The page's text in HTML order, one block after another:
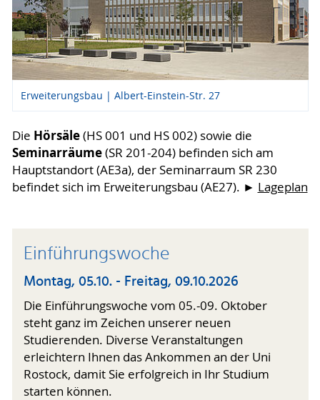
Erweiterungsbau | Albert-Einstein-Str. 27
Die Hörsäle(HS 001 und HS 002) sowie die
Seminarräume(SR 201-204) befinden sich am
Hauptstandort (AE3a), der Seminarraum SR 230
befindet sich im Erweiterungsbau (AE27). ► Lageplan
Einführungswoche
Montag, 05.10. - Freitag, 09.10.2026
Die Einführungswoche vom 05.-09. Oktober
steht ganz im Zeichen unserer neuen
Studierenden. Diverse Veranstaltungen
erleichtern Ihnen das Ankommen an der Uni
Rostock, damit Sie erfolgreich in Ihr Studium
starten können.